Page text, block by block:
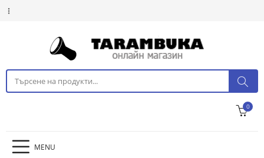
0
MENU